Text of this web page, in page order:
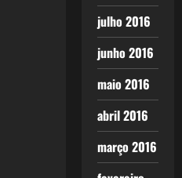
julho 2016
junho 2016
maio 2016
abril 2016
março 2016